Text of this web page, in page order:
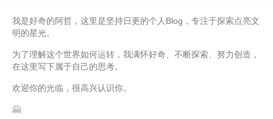
我是好奇的阿哲，这里是坚持日更的个人Blog，专注于探索点亮文
明的星光。
为了理解这个世界如何运转，我满怀好奇、不断探索、努力创造，
在这里写下属于自己的思考。
欢迎你的光临，很高兴认识你。
🤗